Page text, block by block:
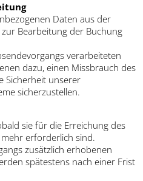
Daten aus der
Bearbeitung der Buchung
verarbeiteten
dazu, einen Missbrauch des
Sicherheit unserer
sicherzustellen.
sie für die Erreichung des
erforderlich sind.
zusätzlich erhobenen
spätestens nach einer Frist